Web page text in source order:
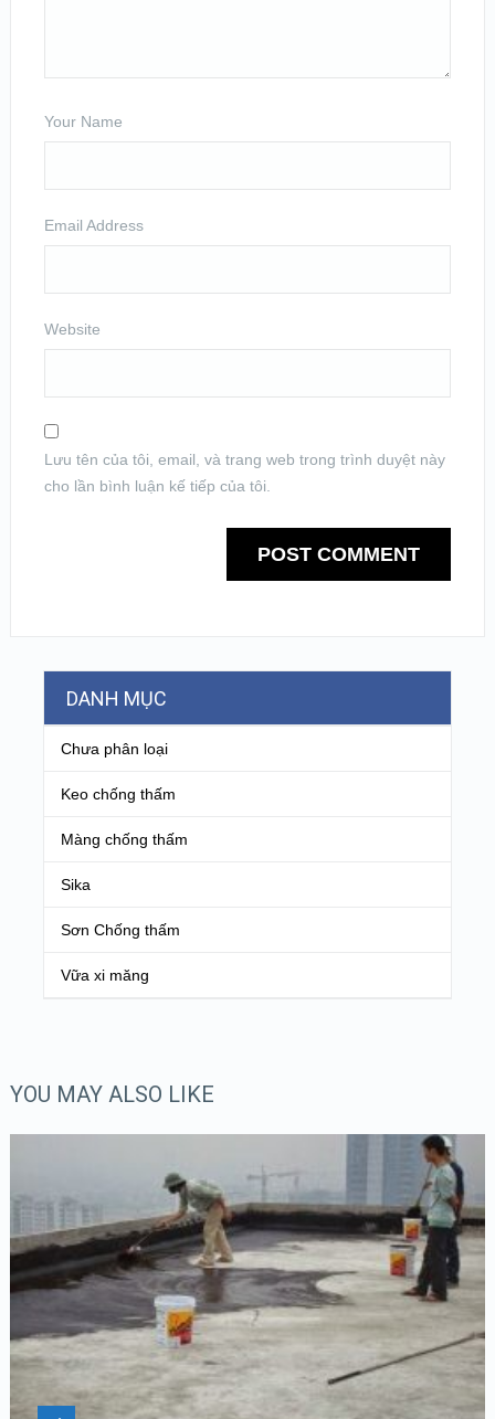
Your Name
Email Address
Website
Lưu tên của tôi, email, và trang web trong trình duyệt này
cho lần bình luận kế tiếp của tôi.
DANH MỤC
Chưa phân loại
Keo chống thấm
Màng chống thấm
Sika
Sơn Chống thấm
Vữa xi măng
YOU MAY ALSO LIKE